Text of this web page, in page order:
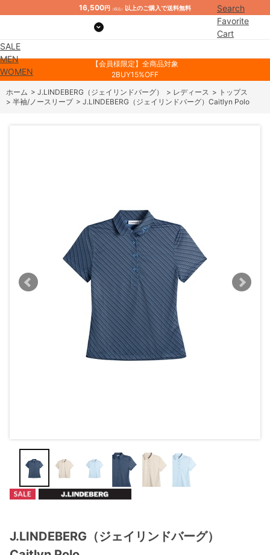
16,500円 （税込） 以上のご購入で送料無料
Search
Favorite
Cart
SALE
MEN
WOMEN
【会員様限定】全商品対象
2BUY15%OFF
ホーム > J.LINDEBERG（ジェイリンドバーグ） > レディース > トップス
> 半袖/ノースリーブ > J.LINDEBERG（ジェイリンドバーグ）Caitlyn Polo
J.LINDEBERG（ジェイリンドバーグ）